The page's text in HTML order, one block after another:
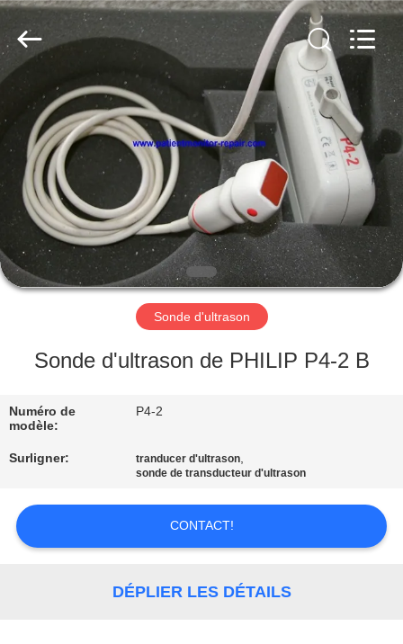
À
LA
MAISON
PRODUITS
VIDÉOS
PROPOS
NOUS
VISITE
DE
L'USINE
CONTRÔLE
Guangzhou
Medical
Equipment
Service
Co.,Ltd.
Rights
Sonde d'ultrason
Sonde d'ultrason de PHILIP P4-2 B
Numéro de
modèle:
P4-2
Surligner: tranducer d'ultrason,
sonde de transducteur d'ultrason
CONTACT!
DÉPLIER LES DÉTAILS